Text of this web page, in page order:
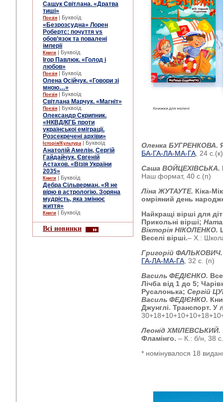
Сащук Світлана. «Дратва
тиші»
Поезія | Буквоїд
«Безрозсудна» Лорен
Робертс: почуття vs
обов’язок та повалені
імперії
Книги | Буквоїд
Ігор Павлюк. «Голод і
любов»
Поезія | Буквоїд
Олена Осійчук. «Говори зі
мною…»
Поезія | Буквоїд
Світлана Марчук. «Магніт»
Поезія | Буквоїд
Олександр Скрипник.
«НКВД/КГБ проти
української еміграції.
Розсекречені архіви»
Історія/Культура | Буквоїд
Анатолій Амелін, Сергій
Гайдайчук, Євгеній
Астахов. «Візія України
2035»
Книги | Буквоїд
Дебра Сільверман. «Я не
вірю в астрологію. Зоряна
мудрість, яка змінює
життя»
Книги | Буквоїд
Всі новинки
Оленка БУГРЕНКОВА.
БА-ГА-ЛА-МА-ГА , 24 с.(к)
Саша ВОЙЦЕХІВСЬКА.
Наш формат, 40 с.(п)
Ліна ЖУТАУТЕ. Кіка-
омріяний день
Найкращі вірші для
Прикольні вірші;
Вікторія НІКОЛЕНКО.
Веселі вірші.– Х.:
Григорій
ГА-ЛА-МА-ГА , 32 с. (п)
Василь ФЕДІЄНКО.
Лічба від 1 до 5;
Русалонька; Сергій
Василь ФЕДІЄНКО.
Джунглі. Транспорт. У
Леонід ХМІЛЕВСЬКИЙ.
Фламінго. – К.: б/н, 38
* номінувалося 18